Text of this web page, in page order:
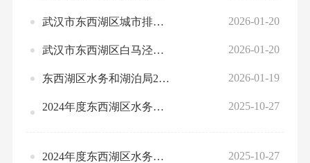
武汉市东西湖区城市排水疏捞队2026年部门预算公开 2026-01-20
武汉市东西湖区白马泾泵站管理站2026年部门预算公开 2026-01-20
东西湖区水务和湖泊局2025年1-12月份全区绩效运行监控情况统计表 2026-01-19
2024年度东西湖区水务和湖泊局（汇总）部门决算公开 2025-10-27
2024年度东西湖区水务和湖泊局本级部门决算公开 2025-10-27